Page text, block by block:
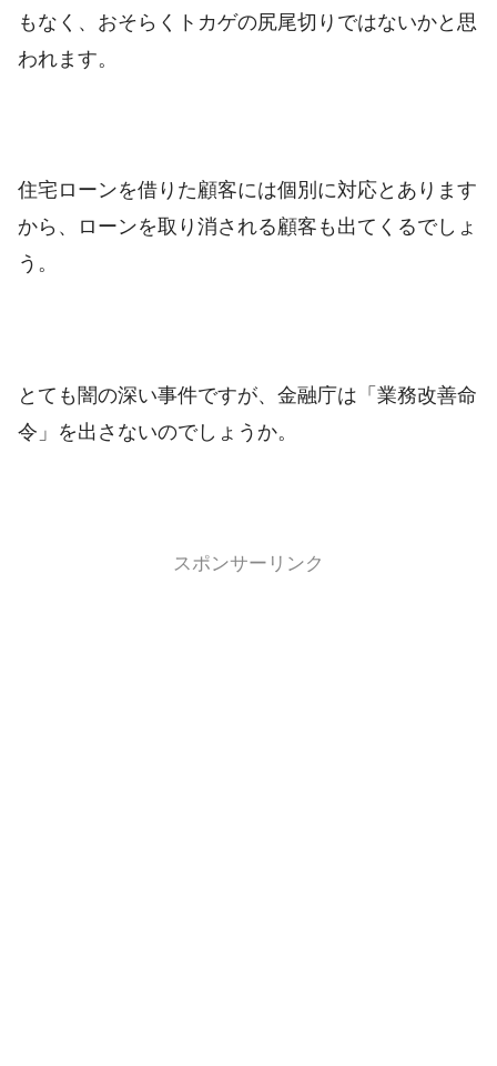
もなく、おそらくトカゲの尻尾切りではないかと思
われます。
住宅ローンを借りた顧客には個別に対応とあります
から、ローンを取り消される顧客も出てくるでしょ
う。
とても闇の深い事件ですが、金融庁は「業務改善命
令」を出さないのでしょうか。
スポンサーリンク